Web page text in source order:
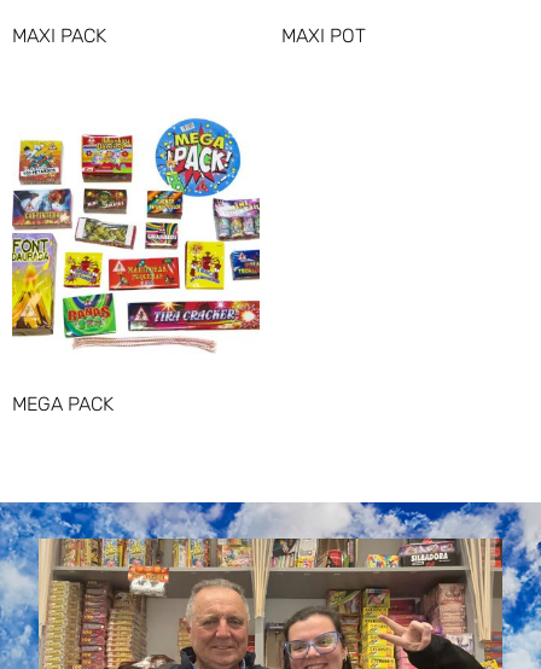
MAXI PACK MAXI POT
MEGA PACK